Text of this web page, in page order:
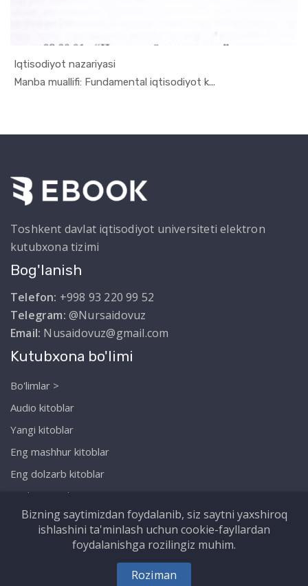
Iqtisodiyot nazariyasi
Manba muallifi: Fundamental iqtisodiyot k...
In Ilmiy t...
Toshkent davlat iqtisodiyot universiteti elektron
kutubxona tizimi
Bog'lanish
Telefon: +998 93 220 99 52
Telegram: @Nursaidovuz
Email: Nusaidovuz@gmail.com
Kutubxona bo'limi
Bo'limlar >
Audio kitoblar
Yangi kitoblar
Eng mashhur kitoblar
Eng dolzarb kitoblar
Biz haqimizda
Copyright © Nursaidov.uz. Barcha huquqlar
himoyalangan!
Bizning saytimizdan foydalanib, siz saytni yaxshiroq
ishlashini ta'minlash uchun cookie-fayllardan
foydalanishga rozilingiz muhim.
Roziman